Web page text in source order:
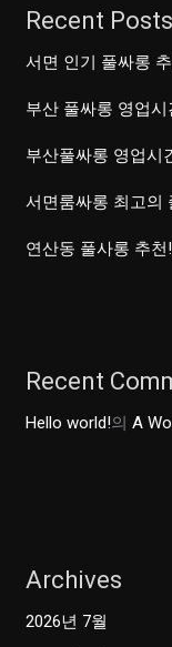
Recent Posts
서면 인기 풀싸롱
부산 풀싸롱 영업
부산풀싸롱 영업시
서면룸싸롱 최고의
연산동 풀사롱 추
Recent
Hello world!의A
Archives
2026년 7월